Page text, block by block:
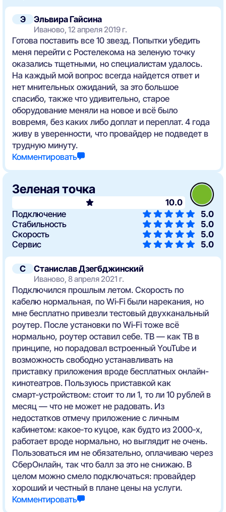
Э Эльвира Гайсина
Иваново, 12 апреля 2019 г.
Готова поставить все 10 звезд. Попытки убедить
меня перейти с Ростелекома на зеленую точку
оказались тщетными, но специалистам удалось.
На каждый мой вопрос всегда найдется ответ и
нет мнительных ожиданий, за это большое
спасибо, также что удивительно, старое
оборудование меняли на новое и всё было
вовремя, без каких либо доплат и переплат. 4 года
живу в уверенности, что провайдер не подведет в
трудную минуту.
Комментировать
С Станислав Дзегбджинский
Иваново, 8 апреля 2021 г.
Подключился прошлым летом. Скорость по
кабелю нормальная, по Wi‑Fi были нарекания, но
мне бесплатно привезли тестовый двухканальный
роутер. После установки по Wi‑Fi тоже всё
нормально, роутер оставил себе. ТВ — как ТВ в
принципе, но порадовал встроенный YouTube и
возможность свободно устанавливать на
приставку приложения вроде бесплатных онлайн-
кинотеатров. Пользуюсь приставкой как
смарт‑устройством: стоит то ли 1, то ли 10 рублей в
месяц — что не может не радовать. Из
недостатков отмечу приложение с личным
кабинетом: какое‑то куцое, как будто из 2000‑х,
работает вроде нормально, но выглядит не очень.
Пользоваться им не обязательно, оплачиваю через
СберОнлайн, так что балл за это не снижаю. В
целом можно смело подключаться: провайдер
хороший и честный в плане цены на услуги.
Комментировать
Зеленая точка
10.0
Подключение
5.0
Стабильность
5.0
Скорость
5.0
Сервис
5.0